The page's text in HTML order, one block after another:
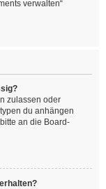
verwalten“
zulassen oder
du anhängen
an die Board-